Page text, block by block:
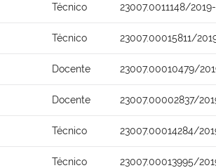
Técnico 23007.0011148/
Técnico 23007.00015811/
Docente 23007.00010479/
Docente 23007.00002837/
Técnico 23007.00014284/
Técnico 23007.00013995/